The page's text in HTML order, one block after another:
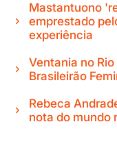
Mastantuono
emprestado
experiência
Ventania no
Brasileirão
Rebeca
nota do mundo